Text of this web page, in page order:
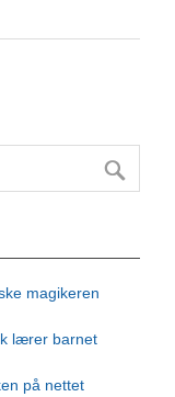
magikeren
lærer barnet
på nettet